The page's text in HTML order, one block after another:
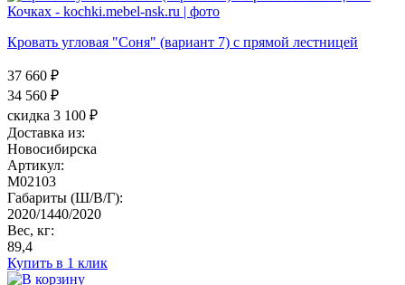
Кровать угловая "Соня" (вариант 7) с прямой лестницей
37 660 ₽
34 560 ₽
скидка 3 100 ₽
Доставка из:
Новосибирска
Артикул:
M02103
Габариты (Ш/В/Г):
2020/1440/2020
Вес, кг:
89,4
Купить в 1 клик